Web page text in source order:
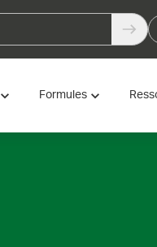
Formules